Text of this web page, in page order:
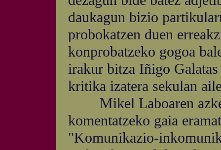
daukagun bizio
probokatzen duen
konprobatzeko gogoa
irakur bitza Iñigo
kritika izatera sekulan
Mikel Laboaren
komentatzeko gaia
"Komunikazio-